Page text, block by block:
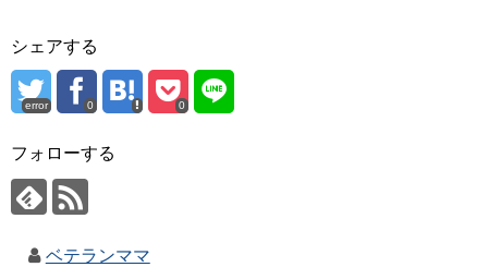
シェアする
error 0 0
フォローする
ベテランママ